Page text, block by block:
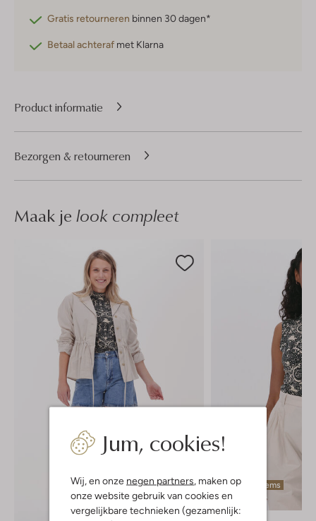
Jum, cookies!
Wij, en onze negen partners, maken op
onze website gebruik van cookies en
vergelijkbare technieken (gezamenlijk:
Gratis retourneren binnen 30 dagen*
Betaal achteraf met Klarna
Product informatie
Bezorgen & retourneren
Maak je look compleet
Laatste items
-30%